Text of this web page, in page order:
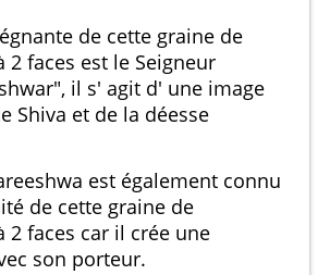
de cette graine de
2 faces est le Seigneur
il s' agit d' une image
Shiva et de la déesse
est également connu
de cette graine de
2 faces car il crée une
son porteur.